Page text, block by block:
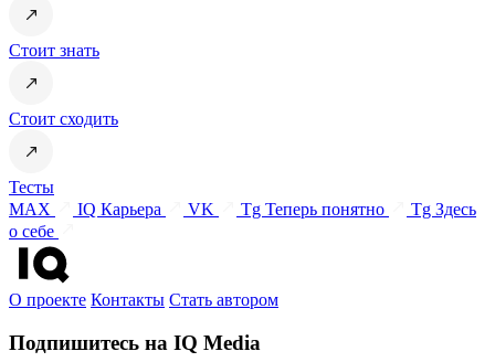
Стоит знать
Стоит сходить
Тесты
MAX
IQ Карьера VK Tg Теперь понятно
Tg Здесь
о себе
О проекте Контакты Стать автором
Подпишитесь на IQ Media